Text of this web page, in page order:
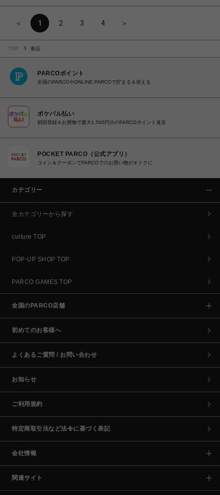
＜ 1 2 3 4 ＞
TOP 食品
PARCOポイント
全国のPARCOやONLINE PARCOで貯まる＆使える
ポケパル払い
初回登録＆お買物で最大1,500円分のPARCOポイント進呈
POCKET PARCO（公式アプリ）
コイン＆クーポンでPARCOでのお買い物がオトクに
カテゴリー
全カテゴリーから探す
culture TOP
POP-UP SHOP TOP
PARCO GAMES TOP
全国のPARCO店舗
初めてのお客様へ
よくあるご質問 / お問い合わせ
お知らせ
ご利用規約
特定商取引法など法令に基づく表記
会社情報
関連サイト